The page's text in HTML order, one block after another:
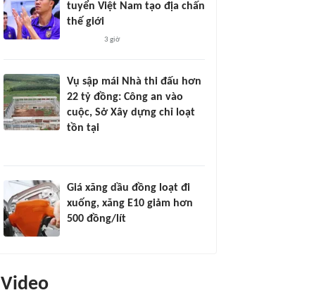
tuyển Việt Nam tạo địa chấn
thế giới
3 giờ
Vụ sập mái Nhà thi đấu hơn
22 tỷ đồng: Công an vào
cuộc, Sở Xây dựng chỉ loạt
tồn tại
Giá xăng dầu đồng loạt đi
xuống, xăng E10 giảm hơn
500 đồng/lít
Video